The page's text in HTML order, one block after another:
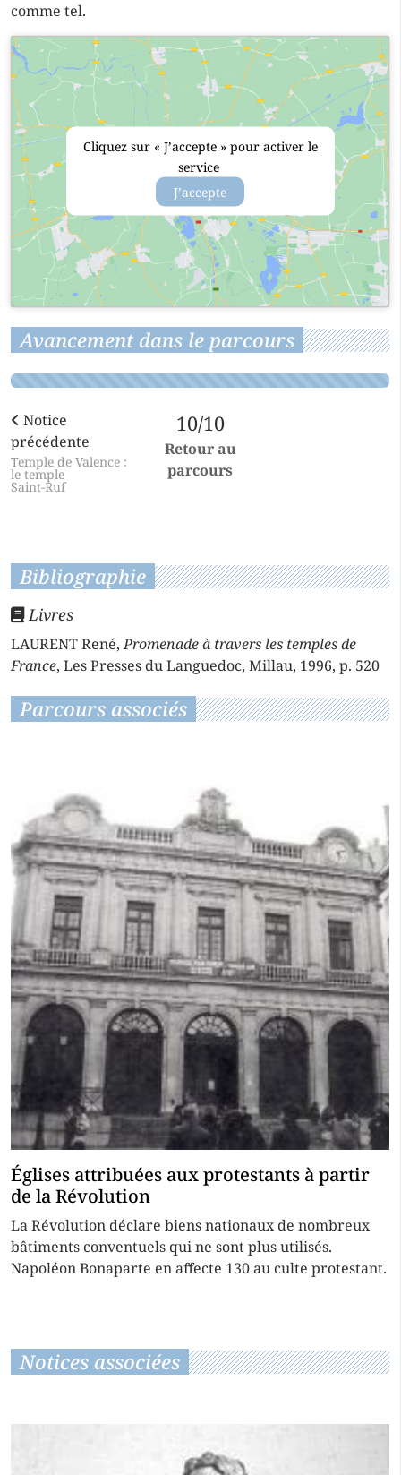
comme tel.
Cliquez sur « J’accepte » pour activer le
service
J’accepte
Avancement dans le parcours
Notice
précédente
Temple de Valence :
le temple
Saint-Ruf
10/10
Retour au
parcours
Bibliographie
Livres
LAURENT René,Promenade à travers les temples de
France, Les Presses du Languedoc, Millau, 1996, p. 520
Parcours associés
Églises attribuées aux protestants à partir
de la Révolution
La Révolution déclare biens nationaux de nombreux
bâtiments conventuels qui ne sont plus utilisés.
Napoléon Bonaparte en affecte 130 au culte protestant.
Notices associées